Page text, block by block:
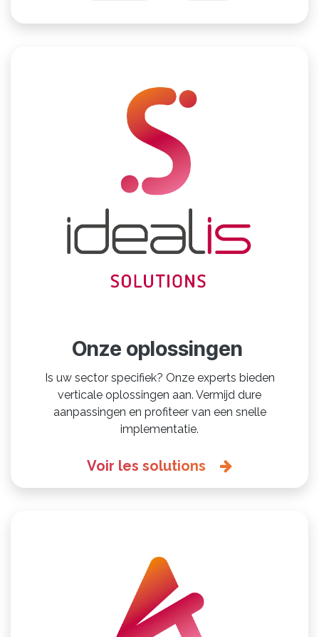
Onze oplossingen
Is uw sector specifiek? Onze experts bieden
verticale oplossingen aan. Vermijd dure
aanpassingen en profiteer van een snelle
implementatie.
Voir les solutions